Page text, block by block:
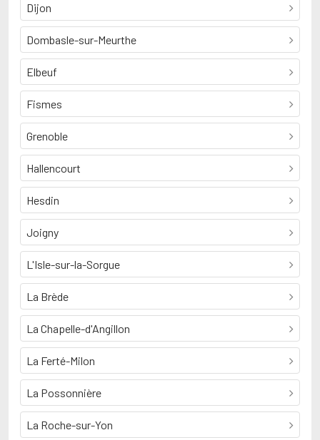
Dijon
Dombasle-sur-Meurthe
Elbeuf
Fismes
Grenoble
Hallencourt
Hesdin
Joigny
L'Isle-sur-la-Sorgue
La Brède
La Chapelle-d'Angillon
La Ferté-Milon
La Possonnière
La Roche-sur-Yon